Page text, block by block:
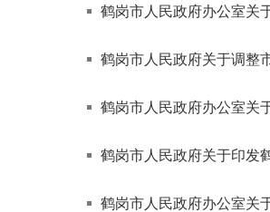
鹤岗市人民政府办公室关
鹤岗市人民政府关于调整
鹤岗市人民政府办公室关于公
鹤岗市人民政府关于印发
鹤岗市人民政府办公室关